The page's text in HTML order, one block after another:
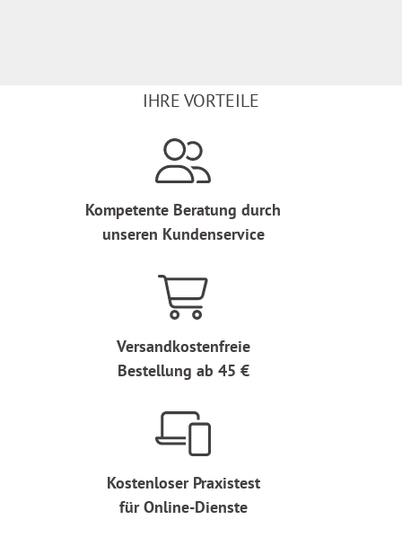
IHRE VORTEILE
Kompetente Beratung durch
unseren Kundenservice
Versandkostenfreie
Bestellung ab 45 €
Kostenloser Praxistest
für Online-Dienste